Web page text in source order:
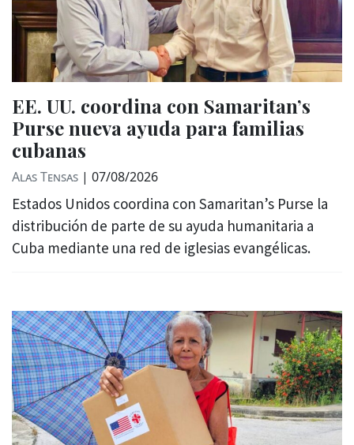
EE. UU. coordina con Samaritan’s
Purse nueva ayuda para familias
cubanas
Alas Tensas | 07/08/2026
Estados Unidos coordina con Samaritan’s Purse la
distribución de parte de su ayuda humanitaria a
Cuba mediante una red de iglesias evangélicas.